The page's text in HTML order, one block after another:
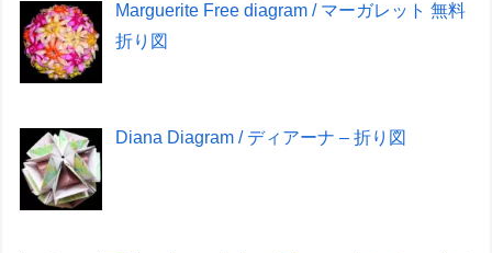
Marguerite Free diagram / マーガレット 無料
折り図
Diana Diagram / ディアーナ – 折り図